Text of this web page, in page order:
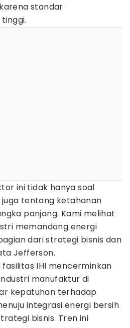
standar
ini tidak hanya soal
tentang ketahanan
panjang. Kami melihat
memandang energi
dari strategi bisnis dan
Jefferson.
fasilitas IHI mencerminkan
manufaktur di
kepatuhan terhadap
integrasi energi bersih
bisnis. Tren ini